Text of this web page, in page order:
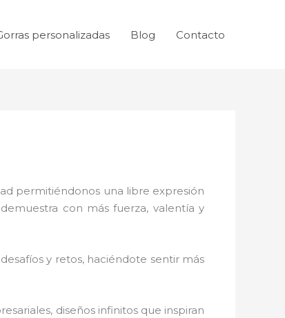
personalizadas Blog Contacto
permitiéndonos una libre expresión
con más fuerza, valentía y
y retos, haciéndote sentir más
diseños infinitos que inspiran